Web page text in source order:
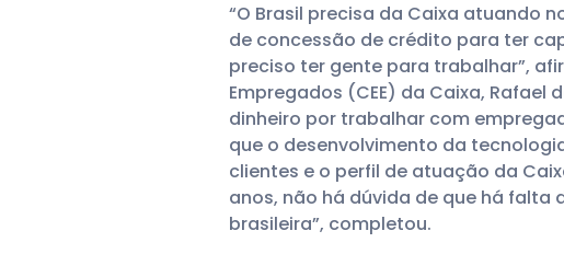
“O Brasil precisa da Caixa atuando
de concessão de crédito para ter
preciso ter gente para trabalhar”,
Empregados (CEE) da Caixa,
dinheiro por trabalhar com
que o desenvolvimento da
clientes e o perfil de atuação da
anos, não há dúvida de que há
brasileira”, completou.